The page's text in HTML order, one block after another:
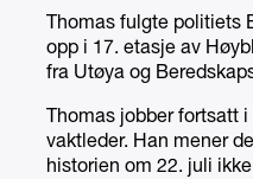
Thomas fulgte politiets
opp i 17. etasje av
fra Utøya og
Thomas jobber fortsatt
vaktleder. Han mener
historien om 22. juli